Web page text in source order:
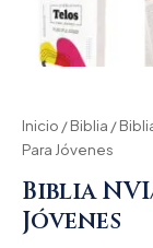
Inicio /Biblia /
Para Jóvenes
Biblia
Jóvenes